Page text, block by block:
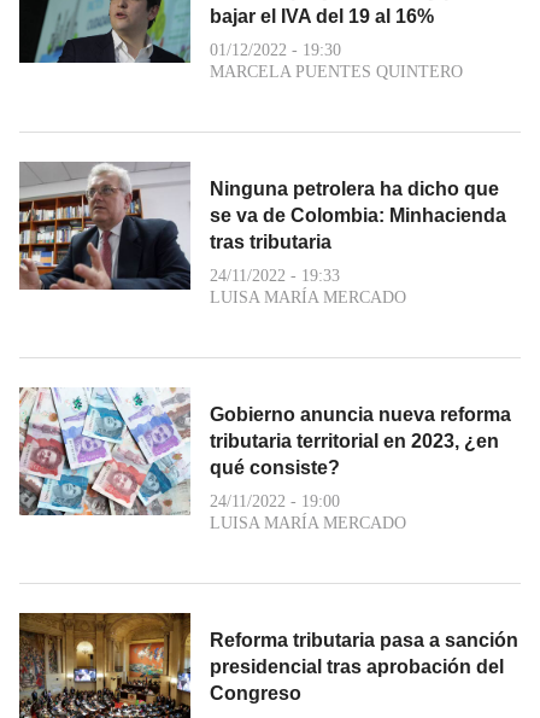
bajar el IVA del 19 al 16%
01/12/2022 - 19:30
MARCELA PUENTES QUINTERO
Ninguna petrolera ha dicho que
se va de Colombia: Minhacienda
tras tributaria
24/11/2022 - 19:33
LUISA MARÍA MERCADO
Gobierno anuncia nueva reforma
tributaria territorial en 2023, ¿en
qué consiste?
24/11/2022 - 19:00
LUISA MARÍA MERCADO
Reforma tributaria pasa a sanción
presidencial tras aprobación del
Congreso